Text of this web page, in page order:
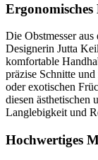
Die Obstmesser
Designerin Jutta
komfortable
präzise Schnitte
oder exotischen
diesen ästhetischen
Langlebigkeit und
Hochwertiges